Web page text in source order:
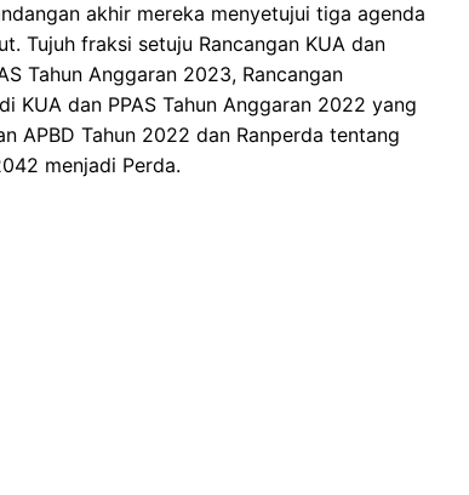
akhir mereka menyetujui tiga agenda
Tujuh fraksi setuju Rancangan KUA dan
Tahun Anggaran 2023, Rancangan
KUA dan PPAS Tahun Anggaran 2022 yang
APBD Tahun 2022 dan Ranperda tentang
menjadi Perda.